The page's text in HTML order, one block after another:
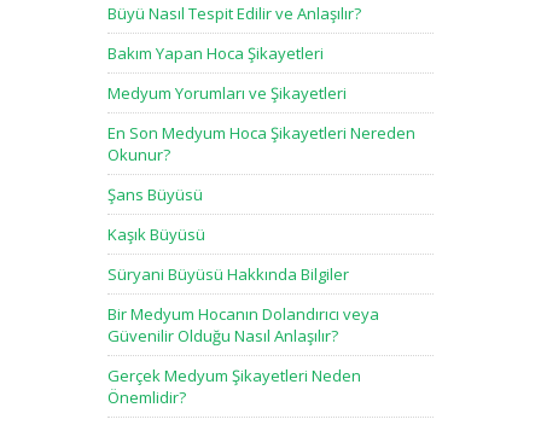
Büyü Nasıl Tespit Edilir ve Anlaşılır?
Bakım Yapan Hoca Şikayetleri
Medyum Yorumları ve Şikayetleri
En Son Medyum Hoca Şikayetleri Nereden
Okunur?
Şans Büyüsü
Kaşık Büyüsü
Süryani Büyüsü Hakkında Bilgiler
Bir Medyum Hocanın Dolandırıcı veya
Güvenilir Olduğu Nasıl Anlaşılır?
Gerçek Medyum Şikayetleri Neden
Önemlidir?